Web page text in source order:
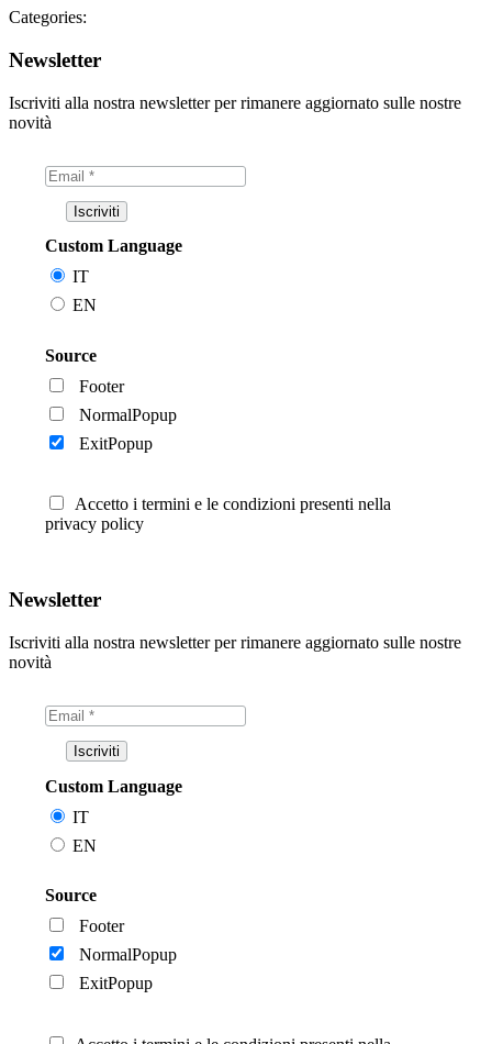
Categories:
Newsletter
Iscriviti alla nostra newsletter per rimanere aggiornato sulle nostre
novità
Custom Language
IT
EN
Source
Footer
NormalPopup
ExitPopup
Accetto i termini e le condizioni presenti nella
privacy policy
Newsletter
Iscriviti alla nostra newsletter per rimanere aggiornato sulle nostre
novità
Custom Language
IT
EN
Source
Footer
NormalPopup
ExitPopup